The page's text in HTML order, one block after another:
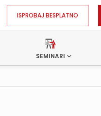
ISPROBAJ BESPLATNO
SEMINARI